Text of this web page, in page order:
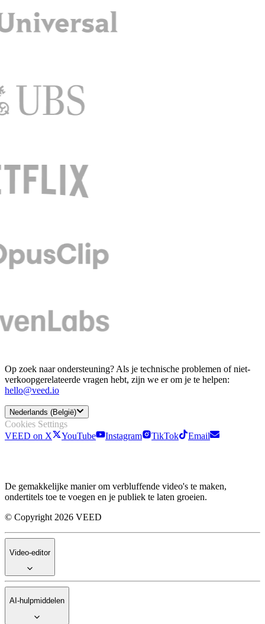
Op zoek naar ondersteuning? Als je technische problemen of niet-
verkoopgerelateerde vragen hebt, zijn we er om je te helpen:
hello@veed.io
Nederlands (België)
Cookies Settings
VEED on X
YouTube Instagram TikTok Email
De gemakkelijke manier om verbluffende video's te maken,
ondertitels toe te voegen en je publiek te laten groeien.
© Copyright 2026 VEED
Video-editor
AI-hulpmiddelen